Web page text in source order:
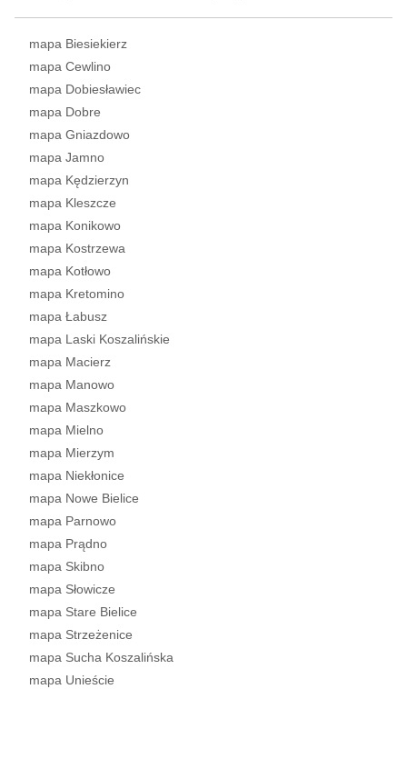
mapa Biesiekierz
mapa Cewlino
mapa Dobiesławiec
mapa Dobre
mapa Gniazdowo
mapa Jamno
mapa Kędzierzyn
mapa Kleszcze
mapa Konikowo
mapa Kostrzewa
mapa Kotłowo
mapa Kretomino
mapa Łabusz
mapa Laski Koszalińskie
mapa Macierz
mapa Manowo
mapa Maszkowo
mapa Mielno
mapa Mierzym
mapa Niekłonice
mapa Nowe Bielice
mapa Parnowo
mapa Prądno
mapa Skibno
mapa Słowicze
mapa Stare Bielice
mapa Strzeżenice
mapa Sucha Koszalińska
mapa Unieście